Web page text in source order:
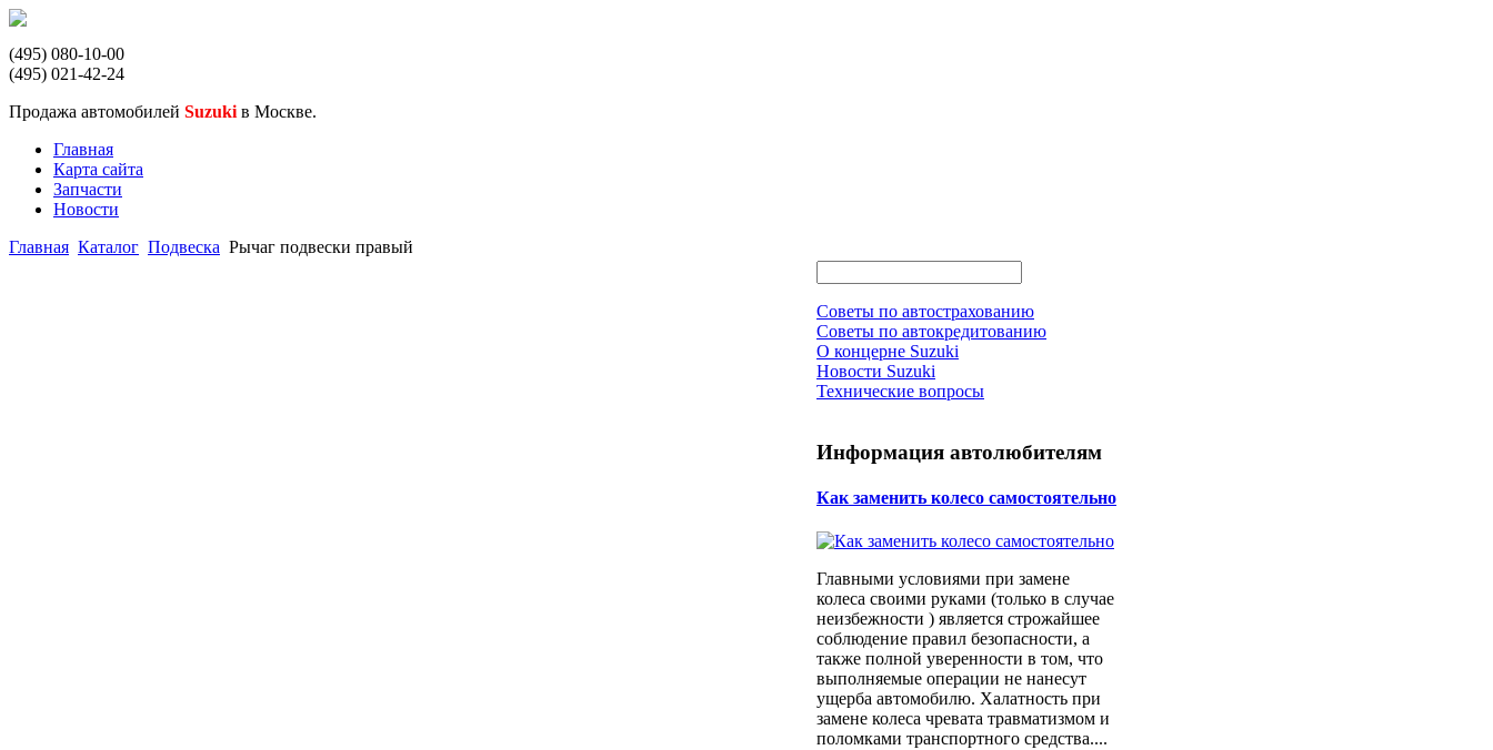
(495) 080-10-00
(495) 021-42-24
Продажа автомобилей Suzuki в Москве.
Главная
Карта сайта
Запчасти
Новости
Главная Каталог Подвеска Рычаг подвески правый
Советы по автострахованию
Советы по автокредитованию
О концерне Suzuki
Новости Suzuki
Технические вопросы
Информация автолюбителям
Как заменить колесо самостоятельно
Главными условиями при замене
колеса своими руками (только в случае
неизбежности ) является строжайшее
соблюдение правил безопасности, а
также полной уверенности в том, что
выполняемые операции не нанесут
ущерба автомобилю. Халатность при
замене колеса чревата травматизмом и
поломками транспортного средства....